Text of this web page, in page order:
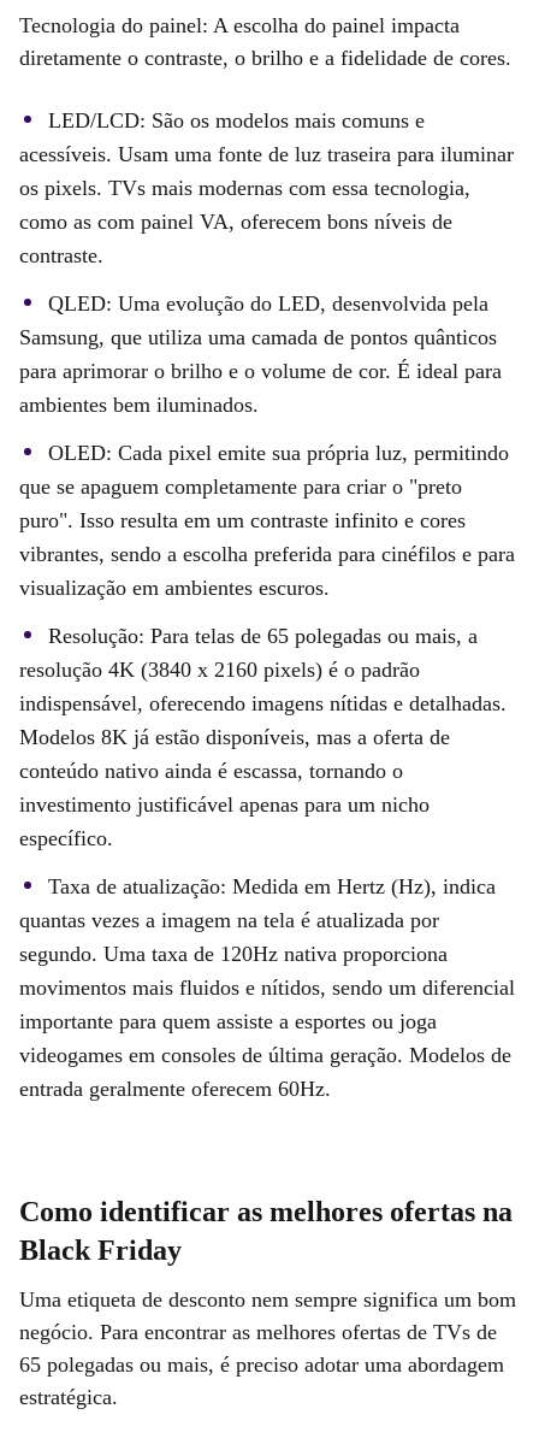
Tecnologia do painel: A escolha do painel impacta
diretamente o contraste, o brilho e a fidelidade de cores.
LED/LCD: São os modelos mais comuns e
acessíveis. Usam uma fonte de luz traseira para iluminar
os pixels. TVs mais modernas com essa tecnologia,
como as com painel VA, oferecem bons níveis de
contraste.
QLED: Uma evolução do LED, desenvolvida pela
Samsung, que utiliza uma camada de pontos quânticos
para aprimorar o brilho e o volume de cor. É ideal para
ambientes bem iluminados.
OLED: Cada pixel emite sua própria luz, permitindo
que se apaguem completamente para criar o "preto
puro". Isso resulta em um contraste infinito e cores
vibrantes, sendo a escolha preferida para cinéfilos e para
visualização em ambientes escuros.
Resolução: Para telas de 65 polegadas ou mais, a
resolução 4K (3840 x 2160 pixels) é o padrão
indispensável, oferecendo imagens nítidas e detalhadas.
Modelos 8K já estão disponíveis, mas a oferta de
conteúdo nativo ainda é escassa, tornando o
investimento justificável apenas para um nicho
específico.
Taxa de atualização: Medida em Hertz (Hz), indica
quantas vezes a imagem na tela é atualizada por
segundo. Uma taxa de 120Hz nativa proporciona
movimentos mais fluidos e nítidos, sendo um diferencial
importante para quem assiste a esportes ou joga
videogames em consoles de última geração. Modelos de
entrada geralmente oferecem 60Hz.
Como identificar as melhores ofertas na
Black Friday
Uma etiqueta de desconto nem sempre significa um bom
negócio. Para encontrar as melhores ofertas de TVs de
65 polegadas ou mais, é preciso adotar uma abordagem
estratégica.